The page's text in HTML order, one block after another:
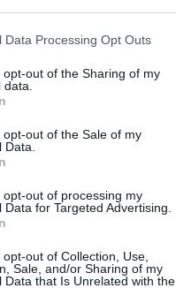
Data Processing Opt Outs
opt-out of the Sharing of my
opt-out of the Sale of my
Data.
opt-out of processing my
Data for Targeted Advertising.
out of Collection, Use,
Sale, and/or Sharing of my
Data that Is Unrelated with the